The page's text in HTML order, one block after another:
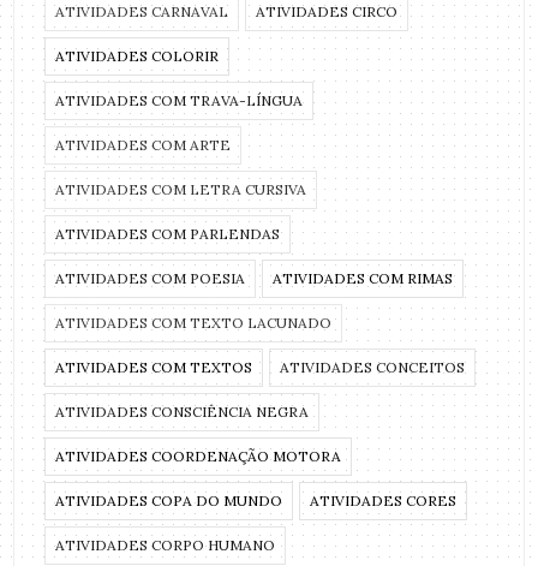
ATIVIDADES CARNAVAL ATIVIDADES CIRCO
ATIVIDADES COLORIR
ATIVIDADES COM TRAVA-LÍNGUA
ATIVIDADES COM ARTE
ATIVIDADES COM LETRA CURSIVA
ATIVIDADES COM PARLENDAS
ATIVIDADES COM POESIA ATIVIDADES COM RIMAS
ATIVIDADES COM TEXTO LACUNADO
ATIVIDADES COM TEXTOS ATIVIDADES CONCEITOS
ATIVIDADES CONSCIÊNCIA NEGRA
ATIVIDADES COORDENAÇÃO MOTORA
ATIVIDADES COPA DO MUNDO ATIVIDADES CORES
ATIVIDADES CORPO HUMANO